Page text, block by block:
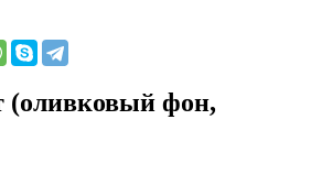
(оливковый фон,